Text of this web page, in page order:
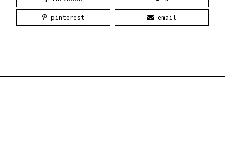
pinterest email